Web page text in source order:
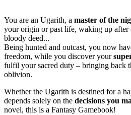
You are an Ugarith, a master of the
your origin or past life, waking up after
bloody deed...
Being hunted and outcast, you now
freedom, while you discover your
fulfil your sacred duty – bringing back
oblivion.
Whether the Ugarith is destined for a
depends solely on the decisions you
novel, this is a Fantasy Gamebook!